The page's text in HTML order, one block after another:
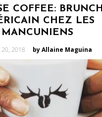
COFFEE: BRUNCH
CHEZ LES
MANCUNIENS
2018 by Allaine Maguina